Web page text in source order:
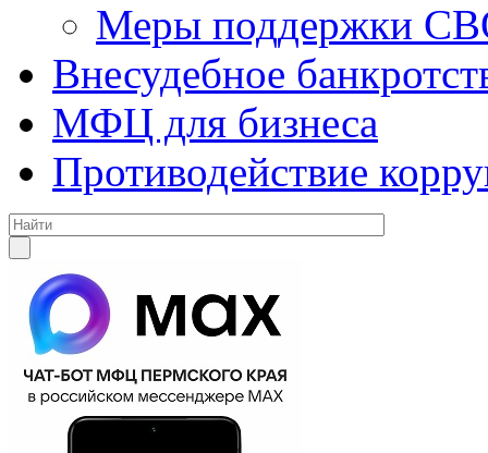
Меры поддержки
Внесудебное
МФЦ для бизнеса
Противодействие